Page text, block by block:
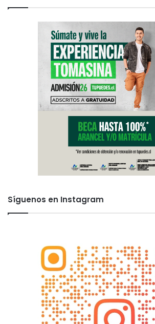
Síguenos en Instagram